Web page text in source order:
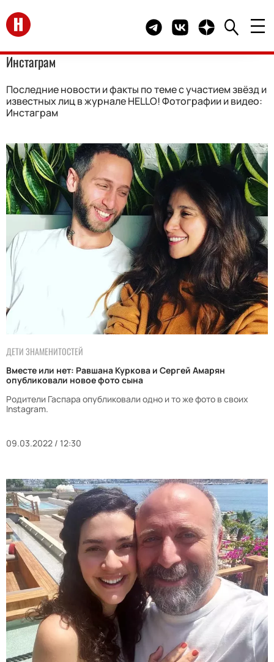
Перейти на главную Telegram канал HELLO
Группа HELLO
Канал HELLO в
Инстаграм
Последние новости и факты по теме с участием звёзд и
известных лиц в журнале HELLO! Фотографии и видео:
Инстаграм
ДЕТИ ЗНАМЕНИТОСТЕЙ
Вместе или нет: Равшана Куркова и Сергей Амарян
опубликовали новое фото сына
Родители Гаспара опубликовали одно и то же фото в своих
Instagram.
09.03.2022 / 12:30